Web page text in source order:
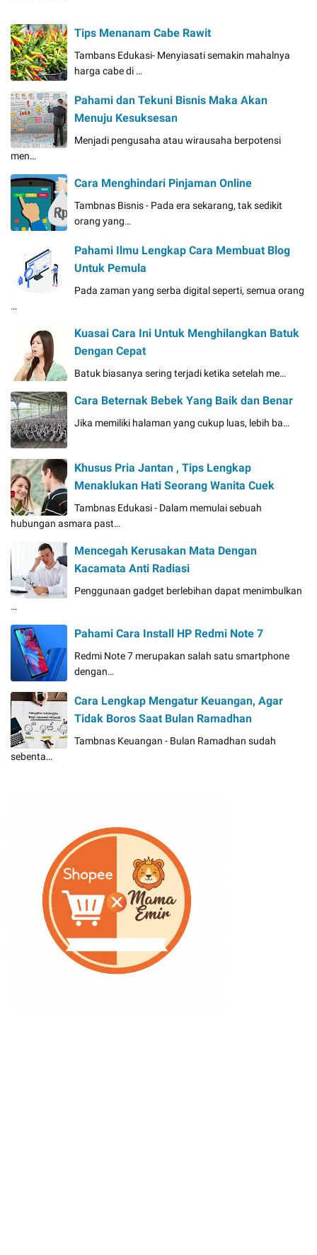
Tips Menanam Cabe Rawit
Tambans Edukasi- Menyiasati semakin mahalnya
harga cabe di …
Pahami dan Tekuni Bisnis Maka Akan
Menuju Kesuksesan
Menjadi pengusaha atau wirausaha berpotensi
men…
Cara Menghindari Pinjaman Online
Tambnas Bisnis - Pada era sekarang, tak sedikit
orang yang…
Pahami Ilmu Lengkap Cara Membuat Blog
Untuk Pemula
Pada zaman yang serba digital seperti, semua orang
…
Kuasai Cara Ini Untuk Menghilangkan Batuk
Dengan Cepat
Batuk biasanya sering terjadi ketika setelah me…
Cara Beternak Bebek Yang Baik dan Benar
Jika memiliki halaman yang cukup luas, lebih ba…
Khusus Pria Jantan , Tips Lengkap
Menaklukan Hati Seorang Wanita Cuek
Tambnas Edukasi - Dalam memulai sebuah
hubungan asmara past…
Mencegah Kerusakan Mata Dengan
Kacamata Anti Radiasi
Penggunaan gadget berlebihan dapat menimbulkan
…
Pahami Cara Install HP Redmi Note 7
Redmi Note 7 merupakan salah satu smartphone
dengan…
Cara Lengkap Mengatur Keuangan, Agar
Tidak Boros Saat Bulan Ramadhan
Tambnas Keuangan - Bulan Ramadhan sudah
sebenta…